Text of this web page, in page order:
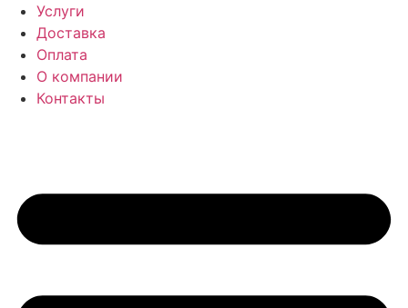
Перейти
содержимому
Услуги
Доставка
Оплата
О компании
Контакты